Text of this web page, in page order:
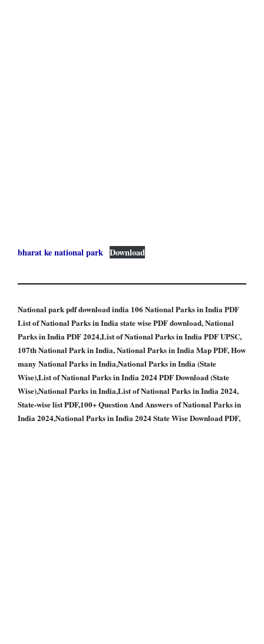
bharat ke national park Download
National park pdf download india 106 National Parks in India PDF
List of National Parks in India state wise PDF download, National
Parks in India PDF 2024,List of National Parks in India PDF UPSC,
107th National Park in India, National Parks in India Map PDF, How
many National Parks in India,National Parks in India (State
Wise),List of National Parks in India 2024 PDF Download (State
Wise),National Parks in India,List of National Parks in India 2024,
State-wise list PDF,100+ Question And Answers of National Parks in
India 2024,National Parks in India 2024 State Wise Download PDF,